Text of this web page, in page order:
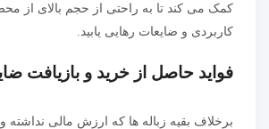
کمک می کند تا به راحتی از حجم بالای از
کاربردی و ضایعات رهایی یابید.
فواید حاصل از خرید و بازیافت
برخلاف بقیه زباله ها که ارزش مالی نداشته